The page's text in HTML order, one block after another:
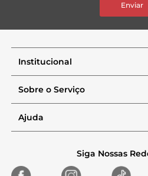
Enviar
Institucional
Sobre o Serviço
Ajuda
Siga Nossas